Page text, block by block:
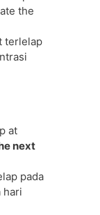
the
terlelap
at
next
pada
hari